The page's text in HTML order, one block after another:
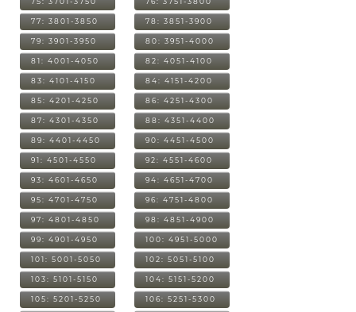
77: 3801-3850 78: 3851-3900
79: 3901-3950 80: 3951-4000
81: 4001-4050 82: 4051-4100
83: 4101-4150 84: 4151-4200
85: 4201-4250 86: 4251-4300
87: 4301-4350 88: 4351-4400
89: 4401-4450 90: 4451-4500
91: 4501-4550 92: 4551-4600
93: 4601-4650 94: 4651-4700
95: 4701-4750 96: 4751-4800
97: 4801-4850 98: 4851-4900
99: 4901-4950 100: 4951-5000
101: 5001-5050 102: 5051-5100
103: 5101-5150 104: 5151-5200
105: 5201-5250 106: 5251-5300